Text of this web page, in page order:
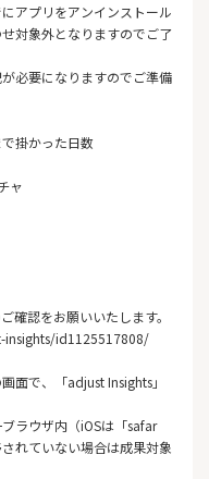
アプリをアンインストール
対象外となりますのでご了
必要になりますのでご準備
掛かった日数
ャ
確認をお願いいたします。
id1125517808/
で、「adjust Insights」
ラウザ内（iOSは「safar
れていない場合は成果対象